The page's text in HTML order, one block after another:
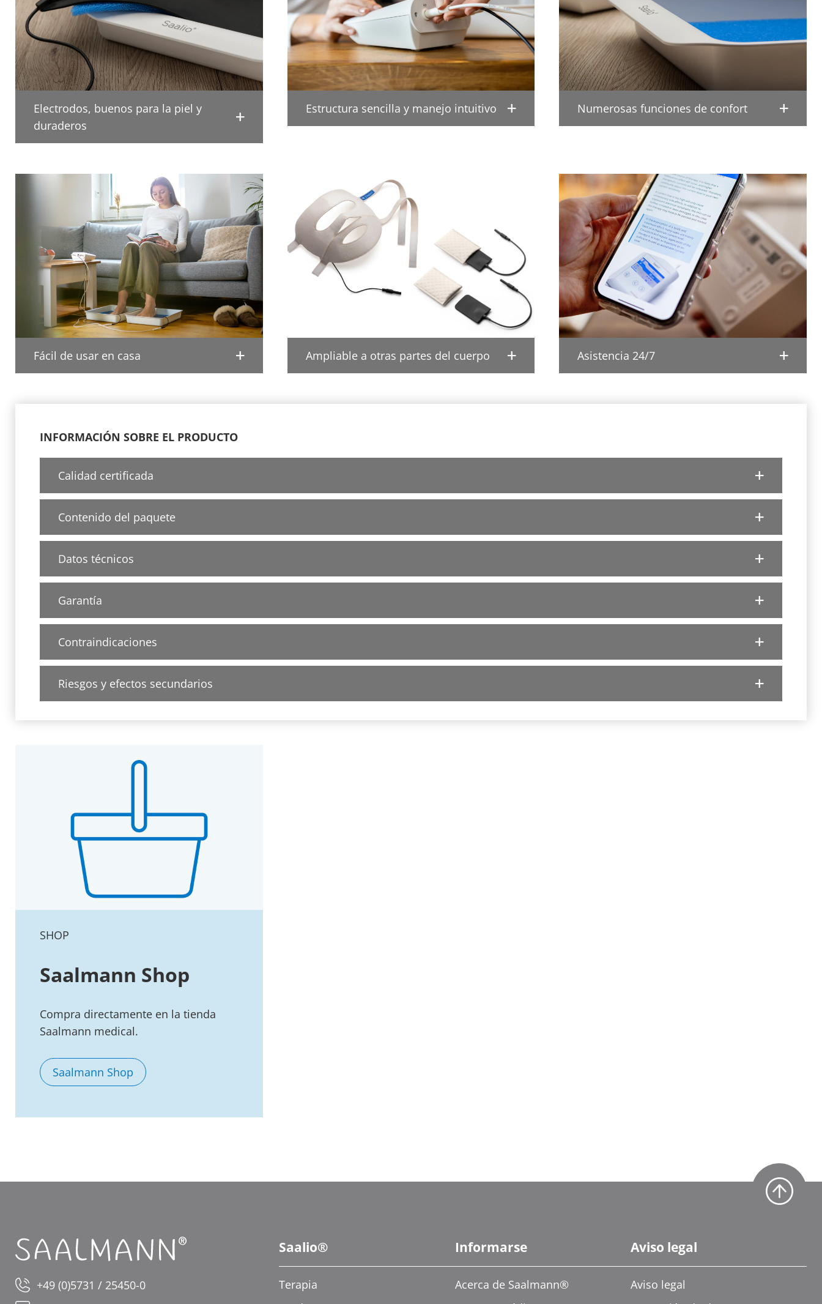
Electrodos, buenos para la piel y
duraderos
Estructura sencilla y manejo intuitivo Numerosas funciones de confort
Fácil de usar en casa Ampliable a otras partes del cuerpo Asistencia 24/7
INFORMACIÓN SOBRE EL PRODUCTO
Calidad certificada
Contenido del paquete
Datos técnicos
Garantía
Contraindicaciones
Riesgos y efectos secundarios
SHOP
Saalmann Shop
Compra directamente en la tienda
Saalmann medical.
Saalmann Shop
+49 (0)5731 / 25450-0
Saalio®
Terapia
Informarse
Acerca de Saalmann®
Aviso legal
Aviso legal